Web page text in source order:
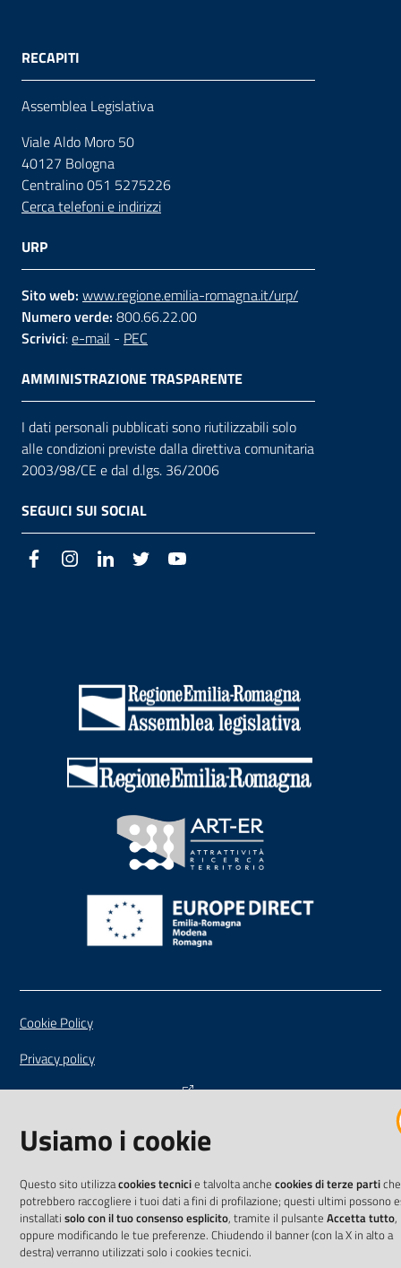
RECAPITI
Assemblea Legislativa
Viale Aldo Moro 50
40127 Bologna
Centralino 051 5275226
Cerca telefoni e indirizzi
URP
Sito web: www.regione.emilia-romagna.it/urp/
Numero verde: 800.66.22.00
Scrivici:e-mail - PEC
AMMINISTRAZIONE TRASPARENTE
I dati personali pubblicati sono riutilizzabili solo
alle condizioni previste dalla direttiva comunitaria
2003/98/CE e dal d.lgs. 36/2006
SEGUICI SUI SOCIAL
FacebookInstagramLinkedIn Twitter
Vai alla pagina
Cookie Policy
Privacy policy
Dichiarazione di accessibilità
Impostazioni cookie
Usiamo i cookie
Questo sito utilizzacookies tecnicie talvolta anche cookies di terze partiche
potrebbero raccogliere i tuoi dati a fini di profilazione; questi ultimi possono
installati solo con il tuo consenso esplicito, tramite il pulsante Accetta tutto,
oppure modificando le tue preferenze. Chiudendo il banner (con la X in alto a
destra) verranno utilizzati solo i cookies tecnici.